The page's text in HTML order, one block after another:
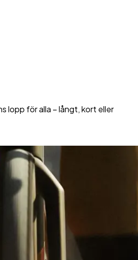
lopp för alla – långt, kort eller